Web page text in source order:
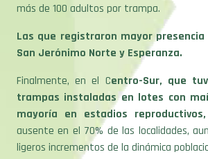
más de 100 adultos por trampa.
Las que registraron mayor presencia
San Jerónimo Norte y Esperanza.
Finalmente, en el Centro-Sur, que
trampas instaladas en lotes con
mayoría en estadios reproductivos,
ausente en el 70% de las localidades,
ligeros incrementos de la dinámica